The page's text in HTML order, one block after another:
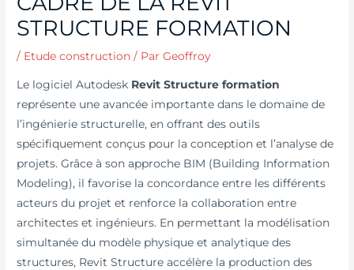
STRUCTURE FORMATION
/ Etude construction / ParGeoffroy
Le logiciel Autodesk Revit Structure formation
représente une avancée importante dans le domaine de
l’ingénierie structurelle, en offrant des outils
spécifiquement conçus pour la conception et l’analyse de
projets. Grâce à son approche BIM (Building Information
Modeling), il favorise la concordance entre les différents
acteurs du projet et renforce la collaboration entre
architectes et ingénieurs. En permettant la modélisation
simultanée du modèle physique et analytique des
structures, Revit Structure accélère la production des